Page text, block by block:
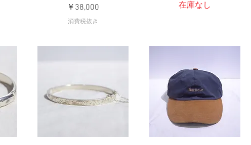
価格
￥38,000
消費税抜き
在庫なし